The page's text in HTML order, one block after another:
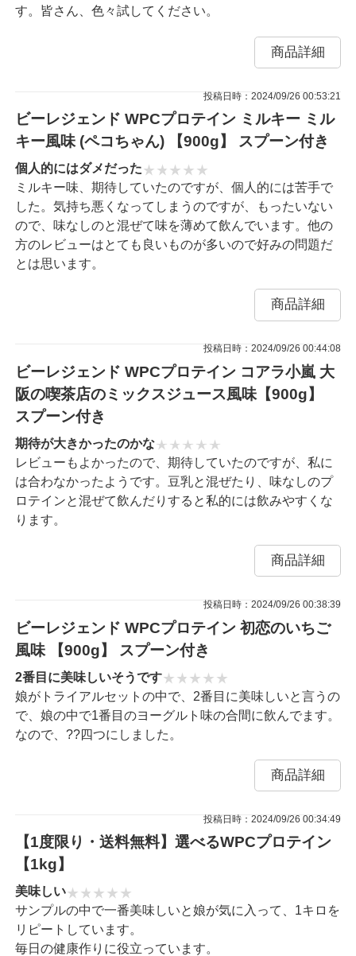
す。皆さん、色々試してください。
商品詳細
投稿日時：2024/09/26 00:53:21
ビーレジェンド WPCプロテイン ミルキー ミル
キー風味 (ペコちゃん) 【900g】 スプーン付き
個人的にはダメだった
ミルキー味、期待していたのですが、個人的には苦手で
した。気持ち悪くなってしまうのですが、もったいない
ので、味なしのと混ぜて味を薄めて飲んでいます。他の
方のレビューはとても良いものが多いので好みの問題だ
とは思います。
商品詳細
投稿日時：2024/09/26 00:44:08
ビーレジェンド WPCプロテイン コアラ小嵐 大
阪の喫茶店のミックスジュース風味【900g】
スプーン付き
期待が大きかったのかな
レビューもよかったので、期待していたのですが、私に
は合わなかったようです。豆乳と混ぜたり、味なしのプ
ロテインと混ぜて飲んだりすると私的には飲みやすくな
ります。
商品詳細
投稿日時：2024/09/26 00:38:39
ビーレジェンド WPCプロテイン 初恋のいちご
風味 【900g】 スプーン付き
2番目に美味しいそうです
娘がトライアルセットの中で、2番目に美味しいと言うの
で、娘の中で1番目のヨーグルト味の合間に飲んでます。
なので、??四つにしました。
商品詳細
投稿日時：2024/09/26 00:34:49
【1度限り・送料無料】選べるWPCプロテイン
【1kg】
美味しい
サンプルの中で一番美味しいと娘が気に入って、1キロを
リピートしています。
毎日の健康作りに役立っています。